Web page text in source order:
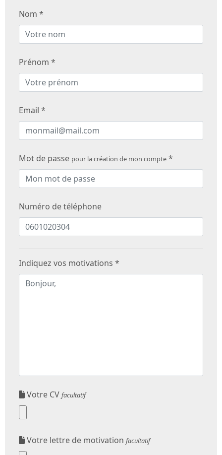
Nom *
Prénom *
Email *
Mot de passe pour la création de mon compte *
Numéro de téléphone
Indiquez vos motivations *
Votre CV facultatif
Votre lettre de motivation facultatif